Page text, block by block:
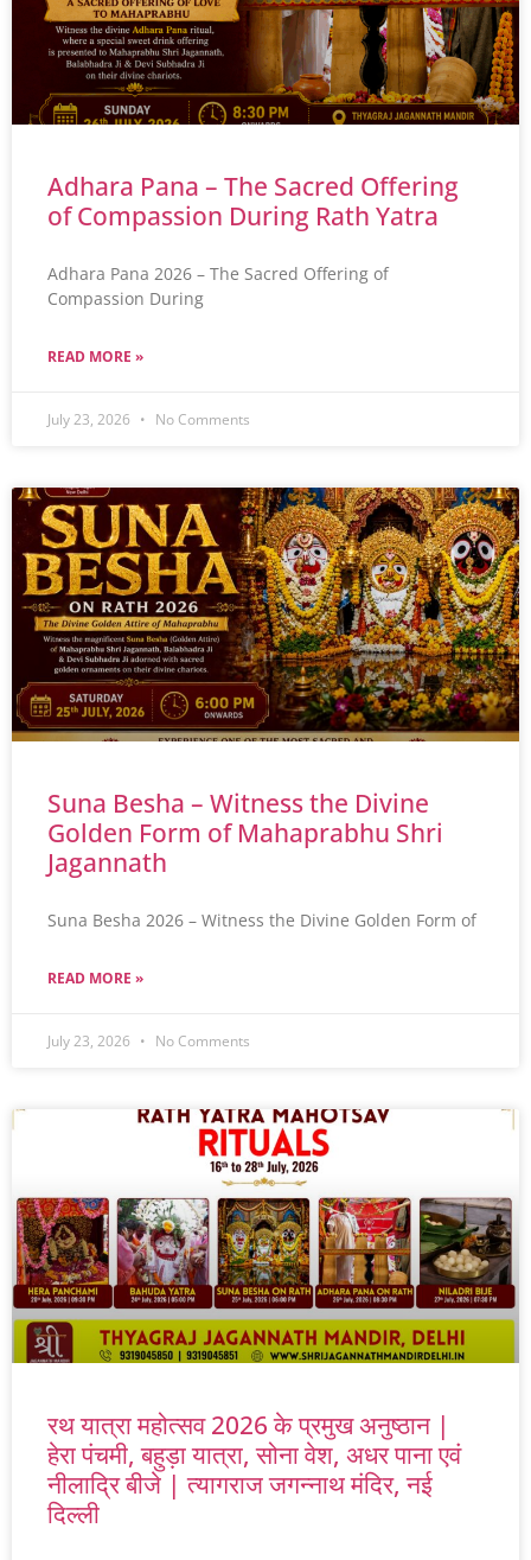
Adhara Pana – The Sacred Offering
of Compassion During Rath Yatra
Adhara Pana 2026 – The Sacred Offering of
Compassion During
READ MORE »
July 23, 2026 No Comments
Suna Besha – Witness the Divine
Golden Form of Mahaprabhu Shri
Jagannath
Suna Besha 2026 – Witness the Divine Golden Form of
READ MORE »
July 23, 2026 No Comments
रथ यात्रा महोत्सव 2026 के प्रमुख अनुष्ठान |
हेरा पंचमी, बहुड़ा यात्रा, सोना वेश, अधर पाना एवं
नीलाद्रि बीजे | त्यागराज जगन्नाथ मंदिर, नई
दिल्ली